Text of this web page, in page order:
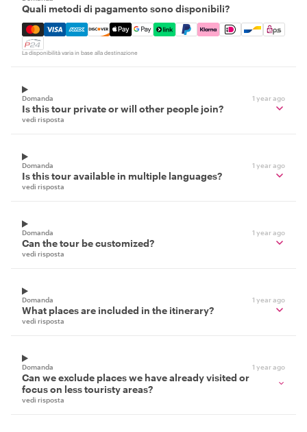
Quali metodi di pagamento sono disponibili?
Mastercard, Visa, Amex, Discover, Apple Pay, Google
La disponibilità varia in base alla destinazione
Domanda 1 year ago
Is this tour private or will other people join?
vedi risposta
Domanda 1 year ago
Is this tour available in multiple languages?
vedi risposta
Domanda 1 year ago
Can the tour be customized?
vedi risposta
Domanda 1 year ago
What places are included in the itinerary?
vedi risposta
Domanda 1 year ago
Can we exclude places we have already visited or
focus on less touristy areas?
vedi risposta